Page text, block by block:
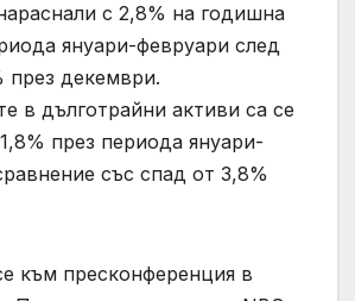
с 2,8% на годишна
януари-февруари след
през декември.
в дълготрайни активи са се
през периода януари-
със спад от 3,8%
към пресконференция в